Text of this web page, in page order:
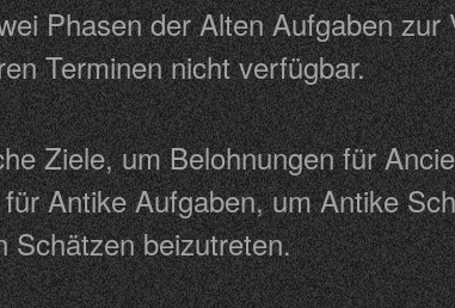
Phasen der Alten Aufgaben
Terminen nicht verfügbar.
Ziele, um Belohnungen für
Antike Aufgaben, um Antike
Schätzen beizutreten.